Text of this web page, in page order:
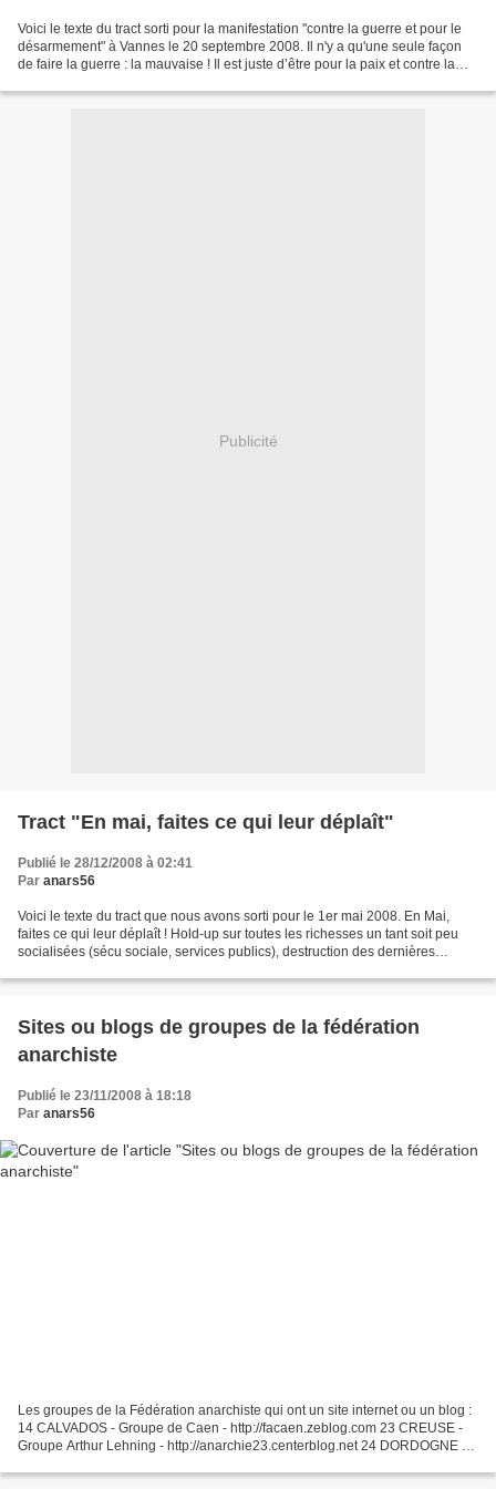
Voici le texte du tract sorti pour la manifestation "contre la guerre et pour le
désarmement" à Vannes le 20 septembre 2008. Il n'y a qu'une seule façon
de faire la guerre : la mauvaise ! Il est juste d’être pour la paix et contre la
Publicité
Tract "En mai, faites ce qui leur déplaît"
Publié le 28/12/2008 à 02:41
Par anars56
Voici le texte du tract que nous avons sorti pour le 1er mai 2008. En Mai,
faites ce qui leur déplaît ! Hold-up sur toutes les richesses un tant soit peu
socialisées (sécu sociale, services publics), destruction des dernières
Sites ou blogs de groupes de la fédération
anarchiste
Publié le 23/11/2008 à 18:18
Par anars56
Les groupes de la Fédération anarchiste qui ont un site internet ou un blog :
14 CALVADOS - Groupe de Caen - http://facaen.zeblog.com 23 CREUSE -
Groupe Arthur Lehning - http://anarchie23.centerblog.net 24 DORDOGNE -